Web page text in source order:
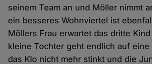
seinem Team an und Möller nimmt
ein besseres Wohnviertel ist
Möllers Frau erwartet das dritte
kleine Tochter geht endlich auf
das Klo nicht mehr stinkt und die